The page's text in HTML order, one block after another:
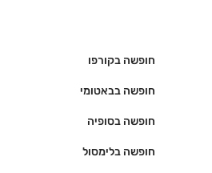
חופשה בקורפו
חופשה בבאטומי
חופשה בסופיה
חופשה בלימסול